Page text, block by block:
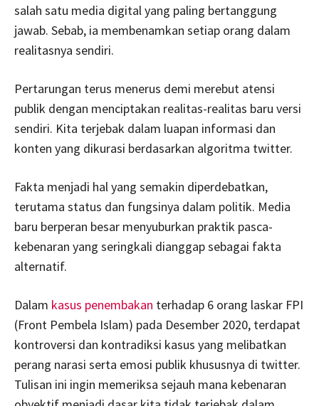
salah satu media digital yang paling bertanggung
jawab. Sebab, ia membenamkan setiap orang dalam
realitasnya sendiri.
Pertarungan terus menerus demi merebut atensi
publik dengan menciptakan realitas-realitas baru versi
sendiri. Kita terjebak dalam luapan informasi dan
konten yang dikurasi berdasarkan algoritma twitter.
Fakta menjadi hal yang semakin diperdebatkan,
terutama status dan fungsinya dalam politik. Media
baru berperan besar menyuburkan praktik pasca-
kebenaran yang seringkali dianggap sebagai fakta
alternatif.
Dalam kasus penembakan terhadap 6 orang laskar FPI
(Front Pembela Islam) pada Desember 2020, terdapat
kontroversi dan kontradiksi kasus yang melibatkan
perang narasi serta emosi publik khususnya di twitter.
Tulisan ini ingin memeriksa sejauh mana kebenaran